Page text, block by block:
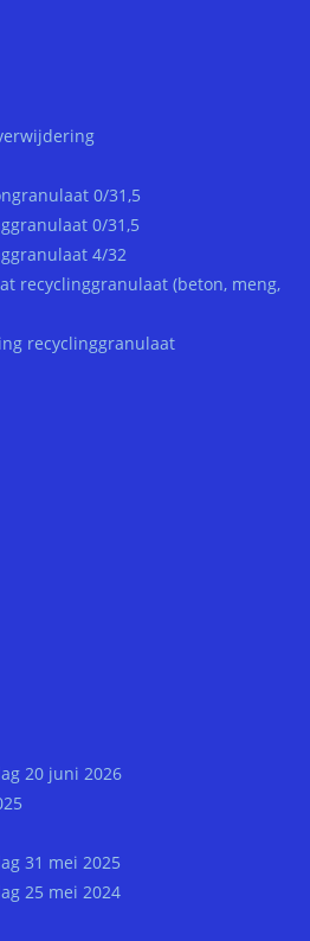
0/31,5
0/31,5
4/32
recyclinggranulaat (beton, meng,
recyclinggranulaat
20 juni 2026
31 mei 2025
25 mei 2024